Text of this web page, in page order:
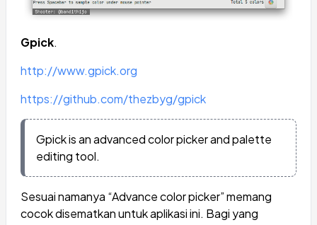
Gpick.
http://www.gpick.org
https://github.com/thezbyg/gpick
Gpick is an advanced color picker and palette
editing tool.
Sesuai namanya “Advance color picker” memang
cocok disematkan untuk aplikasi ini. Bagi yang